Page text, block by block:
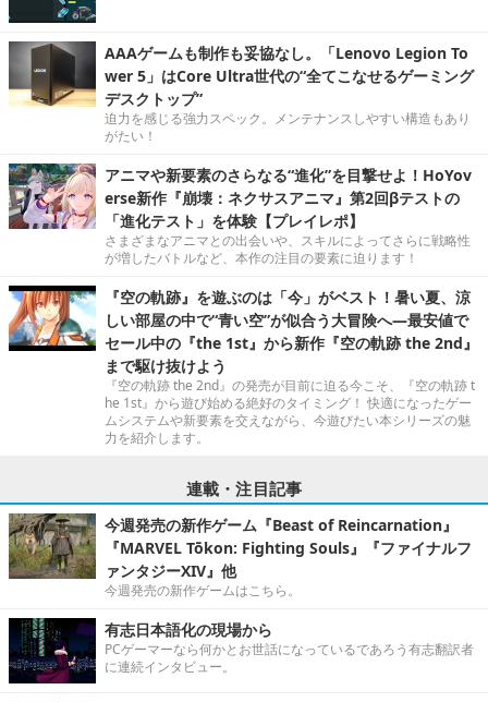
AAAゲームも制作も妥協なし。「Lenovo Legion To
wer 5」はCore Ultra世代の“全てこなせるゲーミング
デスクトップ”
迫力を感じる強力スペック。メンテナンスしやすい構造もあり
がたい！
アニマや新要素のさらなる“進化”を目撃せよ！HoYov
erse新作『崩壊：ネクサスアニマ』第2回βテストの
「進化テスト」を体験【プレイレポ】
さまざまなアニマとの出会いや、スキルによってさらに戦略性
が増したバトルなど、本作の注目の要素に迫ります！
『空の軌跡』を遊ぶのは「今」がベスト！暑い夏、涼
しい部屋の中で“青い空”が似合う大冒険へ―最安値で
セール中の『the 1st』から新作『空の軌跡 the 2nd』
まで駆け抜けよう
『空の軌跡 the 2nd』の発売が目前に迫る今こそ、『空の軌跡 t
he 1st』から遊び始める絶好のタイミング！ 快適になったゲー
ムシステムや新要素を交えながら、今遊びたい本シリーズの魅
力を紹介します。
連載・注目記事
今週発売の新作ゲーム『Beast of Reincarnation』
『MARVEL Tōkon: Fighting Souls』『ファイナルフ
ァンタジーXIV』他
今週発売の新作ゲームはこちら。
有志日本語化の現場から
PCゲーマーなら何かとお世話になっているであろう有志翻訳者
に連続インタビュー。